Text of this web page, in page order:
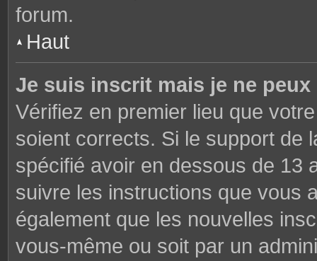
forum.
Haut
Je suis inscrit mais je ne
Vérifiez en premier lieu que
soient corrects. Si le support de
spécifié avoir en dessous de 13
suivre les instructions que vous
également que les nouvelles
vous-même ou soit par un